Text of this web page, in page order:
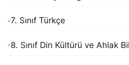
7. Sınıf Türkçe
8. Sınıf Din Kültürü ve Ahlak